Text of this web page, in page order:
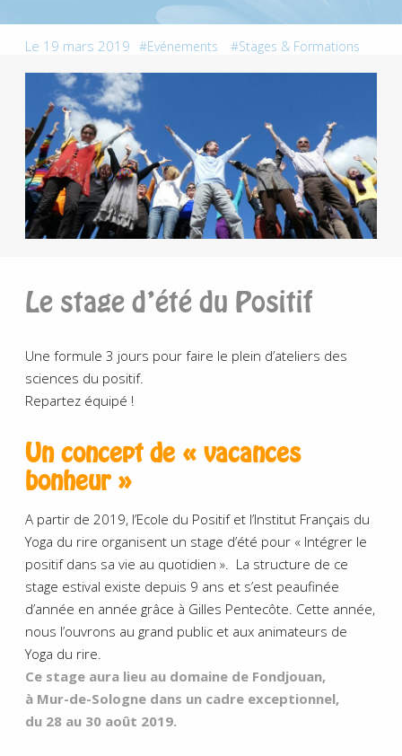
Le 19 mars 2019 Evénements Stages & Formations
Le stage d’été du Positif
Une formule 3 jours pour faire le plein d’ateliers des
sciences du positif.
Repartez équipé !
Un concept de « vacances
bonheur »
A partir de 2019, l’Ecole du Positif et l’Institut Français du
Yoga du rire organisent un stage d’été pour « Intégrer le
positif dans sa vie au quotidien ». La structure de ce
stage estival existe depuis 9 ans et s’est peaufinée
d’année en année grâce à Gilles Pentecôte. Cette année,
nous l’ouvrons au grand public et aux animateurs de
Yoga du rire.
Ce stage aura lieu au domaine de Fondjouan,
à Mur-de-Sologne dans un cadre exceptionnel,
du 28 au 30 août 2019.